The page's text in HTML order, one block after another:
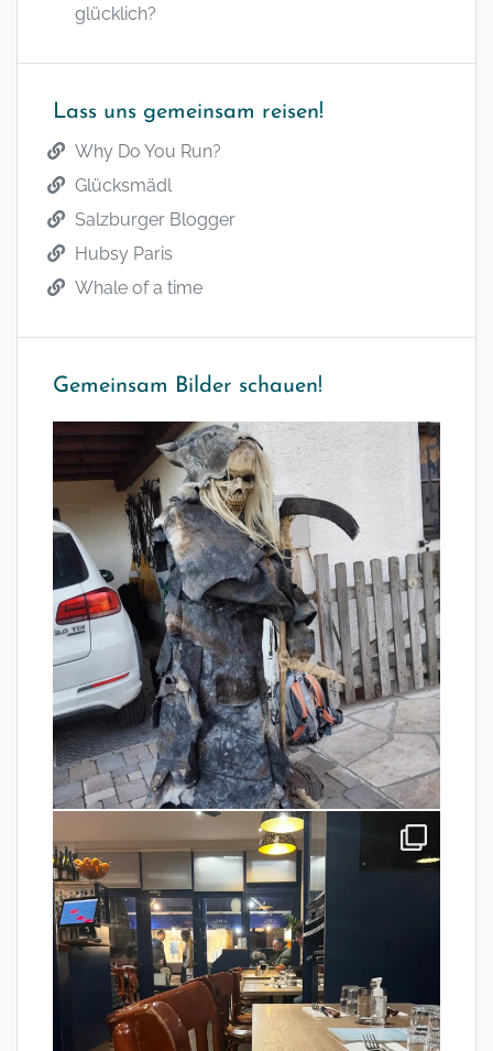
glücklich?
Lass uns gemeinsam reisen!
Why Do You Run?
Glücksmädl
Salzburger Blogger
Hubsy Paris
Whale of a time
Gemeinsam Bilder schauen!